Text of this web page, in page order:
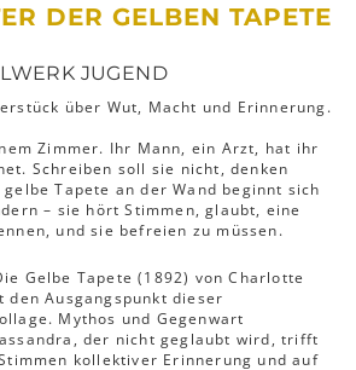
DER GELBEN TAPETE
JUGEND
über Wut, Macht und Erinnerung.
Zimmer. Ihr Mann, ein Arzt, hat ihr
Schreiben soll sie nicht, denken
Tapete an der Wand beginnt sich
– sie hört Stimmen, glaubt, eine
und sie befreien zu müssen.
Gelbe Tapete (1892) von Charlotte
den Ausgangspunkt dieser
Mythos und Gegenwart
der nicht geglaubt wird, trifft
kollektiver Erinnerung und auf